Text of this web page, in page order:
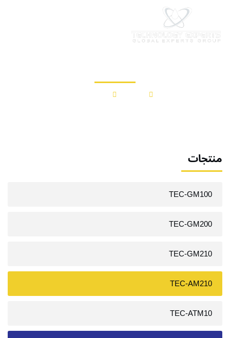
المحتوى
منتجات
TEC-GM100
TEC-GM200
TEC-GM210
TEC-AM210
TEC-ATM10